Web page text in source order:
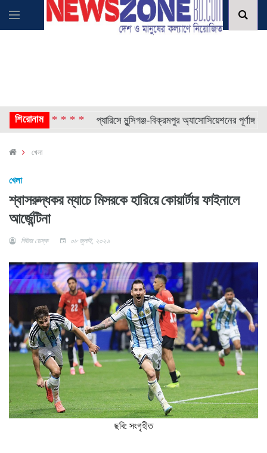
শিরোনাম
* * * * প্যারিসে মুন্সিগঞ্জ-বিক্রমপুর অ্যাসোসিয়েশনের পূর্ণাঙ্গ কমিটি
খেলা
খেলা
শ্বাসরুদ্ধকর ম্যাচে মিসরকে হারিয়ে কোয়ার্টার ফাইনালে
আর্জেন্টিনা
নিউজ ডেস্ক ০৮ জুলাই, ২০২৬
ছবি: সংগৃহীত